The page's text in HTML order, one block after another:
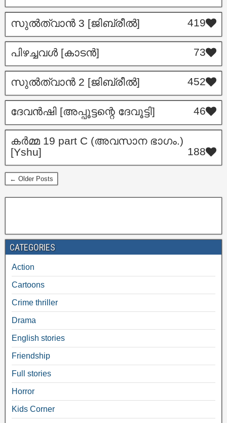
സുൽത്വാൻ 3 [ജിബ്രീൽ] 419
പിഴച്ചവൾ [കാടൻ] 73
സുൽത്വാൻ 2 [ജിബ്രീൽ] 452
ദേവൻഷി [അപ്പൂട്ടന്റെ ദേവൂട്ടി] 46
കർമ്മ 19 part C (അവസാന ഭാഗം.)
[Yshu]
188
← Older Posts
CATEGORIES
Action
Cartoons
Crime thriller
Drama
English stories
Friendship
Full stories
Horror
Kids Corner